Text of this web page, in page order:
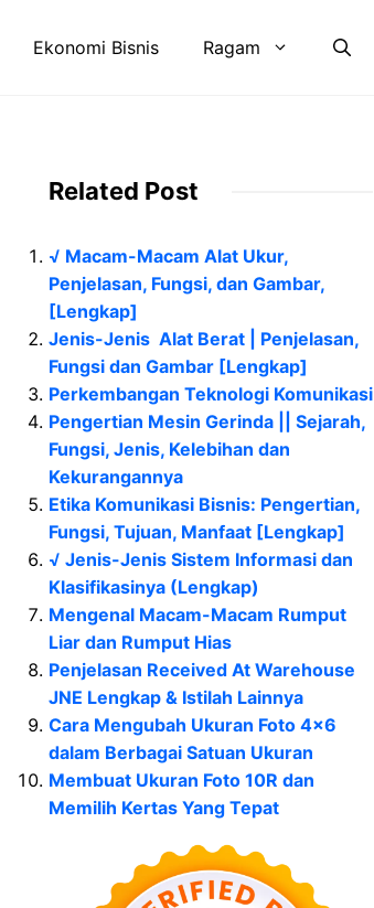
Ekonomi Bisnis Ragam
Related Post
√ Macam-Macam Alat Ukur,
Penjelasan, Fungsi, dan Gambar,
[Lengkap]
Jenis-Jenis Alat Berat | Penjelasan,
Fungsi dan Gambar [Lengkap]
Perkembangan Teknologi Komunikasi
Pengertian Mesin Gerinda || Sejarah,
Fungsi, Jenis, Kelebihan dan
Kekurangannya
Etika Komunikasi Bisnis: Pengertian,
Fungsi, Tujuan, Manfaat [Lengkap]
√ Jenis-Jenis Sistem Informasi dan
Klasifikasinya (Lengkap)
Mengenal Macam-Macam Rumput
Liar dan Rumput Hias
Penjelasan Received At Warehouse
JNE Lengkap & Istilah Lainnya
Cara Mengubah Ukuran Foto 4×6
dalam Berbagai Satuan Ukuran
Membuat Ukuran Foto 10R dan
Memilih Kertas Yang Tepat